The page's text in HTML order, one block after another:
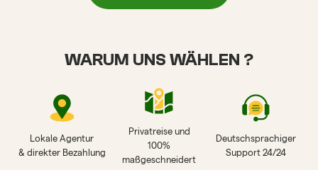
WARUM UNS WÄHLEN ?
Lokale Agentur
& direkter Bezahlung
Privatreise und
100%
maßgeschneidert
Deutschsprachiger
Support 24/24